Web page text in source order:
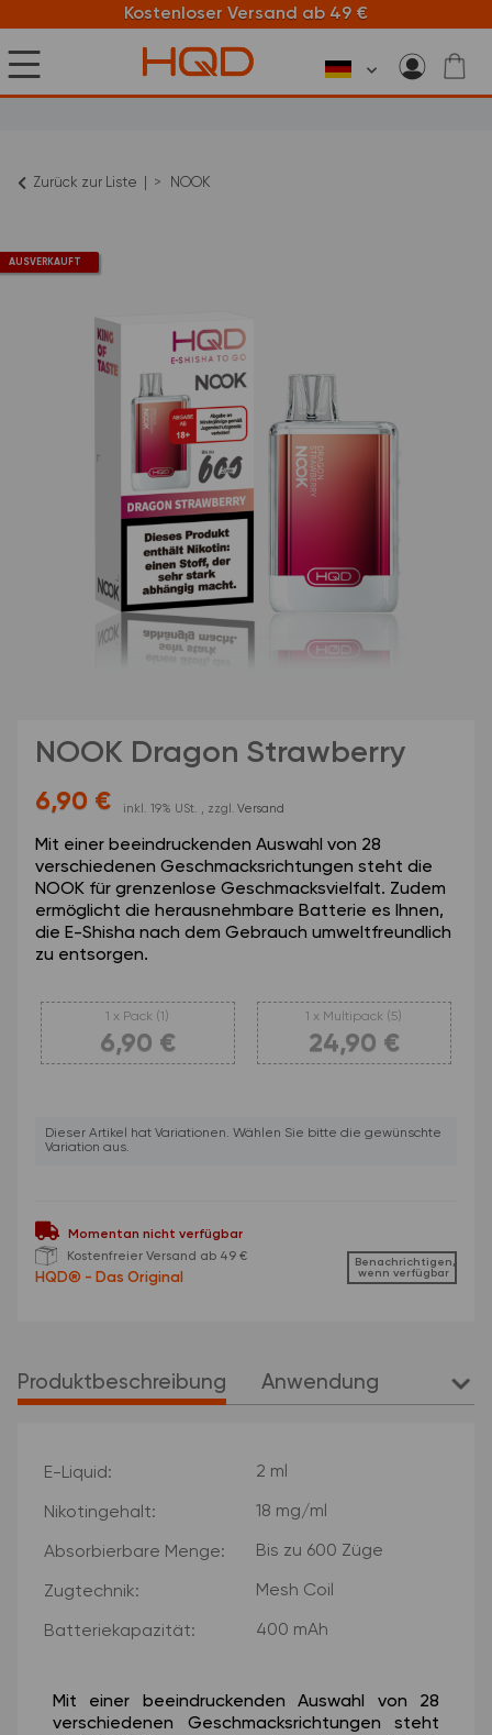
Kostenloser Versand ab 49 €
Zurück zur Liste NOOK
AUSVERKAUFT
NOOK Dragon Strawberry
6,90 € inkl. 19% USt. , zzgl. Versand
Mit einer beeindruckenden Auswahl von 28
verschiedenen Geschmacksrichtungen steht die
NOOK für grenzenlose Geschmacksvielfalt. Zudem
ermöglicht die herausnehmbare Batterie es Ihnen,
die E-Shisha nach dem Gebrauch umweltfreundlich
zu entsorgen.
1 x Pack (1)
1 x Pack (1)
6,90 €
1 x Multipack (5)
1 x Multipack (5)
24,90 €
Momentan nicht verfügbar
Kostenfreier Versand ab 49 €
xDieser Artikel hat Variationen. Wählen Sie bitte die gewünschte
Variation aus.
Benachrichtigen,
wenn verfügbar
Produktbeschreibung Anwendung
Produkteigenschaft
Wert
E-Liquid: 2 ml
Nikotingehalt: 18 mg/ml
Absorbierbare Menge: Bis zu 600 Züge
Zugtechnik: Mesh Coil
Batteriekapazität: 400 mAh
Mit einer beeindruckenden Auswahl von 28
verschiedenen Geschmacksrichtungen steht